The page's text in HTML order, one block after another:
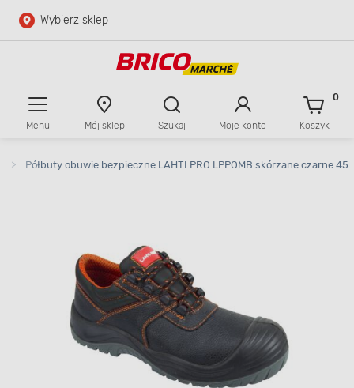
Przejdź do głównej zawartości
Wybierz sklep
Menu Mój sklep Szukaj Moje konto Koszyk
0
> Półbuty obuwie bezpieczne LAHTI PRO LPPOMB skórzane czarne 45